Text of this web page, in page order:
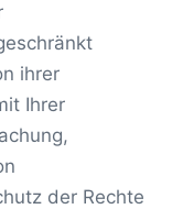
ihrer
Ihrer
der Rechte